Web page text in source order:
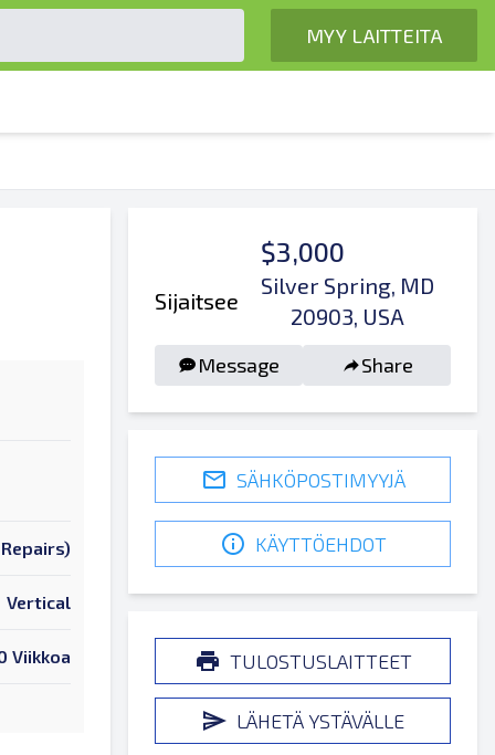
MYY LAITTEITA
Vertical
Viikkoa
$3,000
Sijaitsee
Silver Spring, MD
20903, USA
Message Share
SÄHKÖPOSTIMYYJÄ
KÄYTTÖEHDOT
TULOSTUSLAITTEET
LÄHETÄ YSTÄVÄLLE